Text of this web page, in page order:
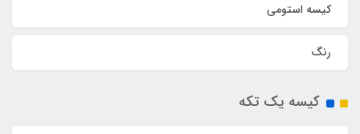
کیسه استومی
رنگ
کیسه یک تکه